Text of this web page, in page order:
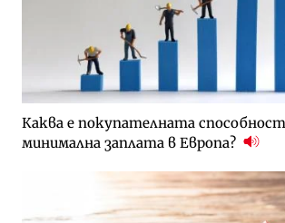
Каква е покупателната способност
минимална заплата в Европа?